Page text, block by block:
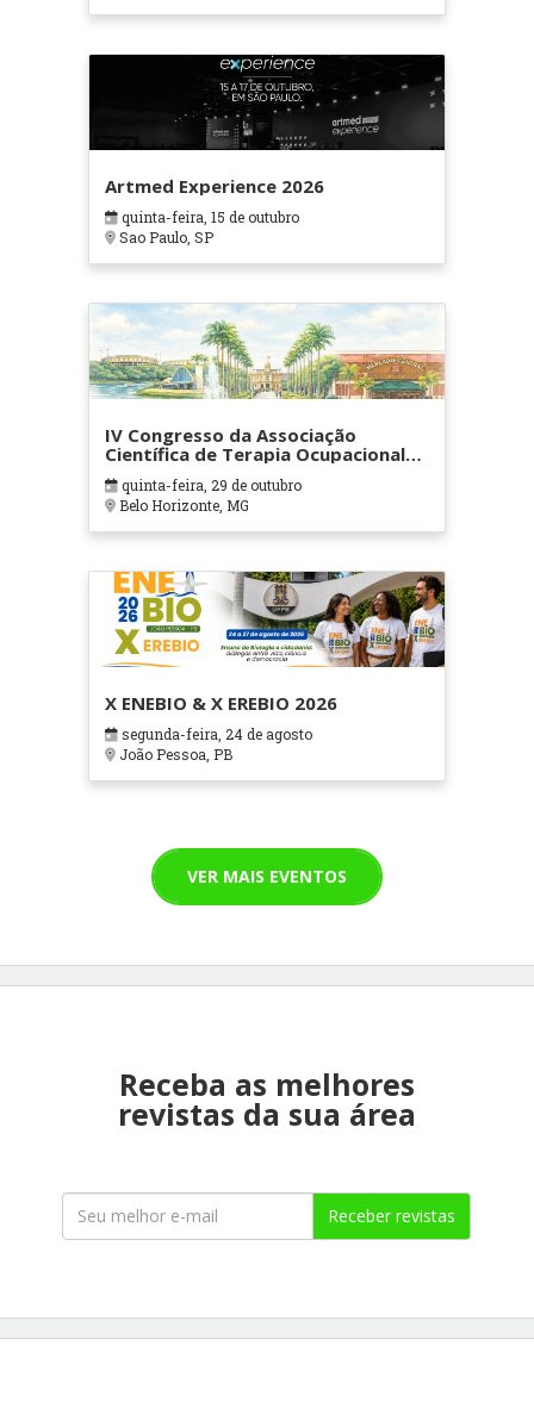
Artmed Experience 2026
quinta-feira, 15 de outubro
Sao Paulo, SP
IV Congresso da Associação
Científica de Terapia Ocupacional
em Contextos Hospitalares e
Cuidados Paliativos - ATOHOSP
quinta-feira, 29 de outubro
Belo Horizonte, MG
X ENEBIO & X EREBIO 2026
segunda-feira, 24 de agosto
João Pessoa, PB
VER MAIS EVENTOS
Receba as melhores
revistas da sua área
Receber revistas